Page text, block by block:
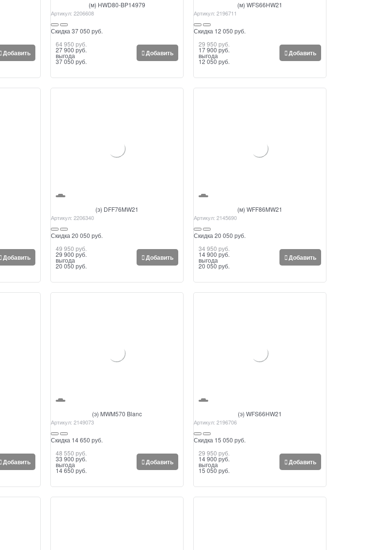
Добавить
(м) HWD80-BP14979
Артикул: 2206608
Скидка 37 050 руб.
64 950 руб.
27 900 руб.
выгода
37 050 руб.
Добавить
(м) WFS66HW21
Артикул: 2196711
Скидка 12 050 руб.
29 950 руб.
17 900 руб.
выгода
12 050 руб.
Добавить
Добавить
(э) DFF76MW21
Артикул: 2206340
Скидка 20 050 руб.
49 950 руб.
29 900 руб.
выгода
20 050 руб.
Добавить
(м) WFF86MW21
Артикул: 2145690
Скидка 20 050 руб.
34 950 руб.
14 900 руб.
выгода
20 050 руб.
Добавить
Добавить
(э) MWM570 Blanc
Артикул: 2149073
Скидка 14 650 руб.
48 550 руб.
33 900 руб.
выгода
14 650 руб.
Добавить
(э) WFS66HW21
Артикул: 2196706
Скидка 15 050 руб.
29 950 руб.
14 900 руб.
выгода
15 050 руб.
Добавить